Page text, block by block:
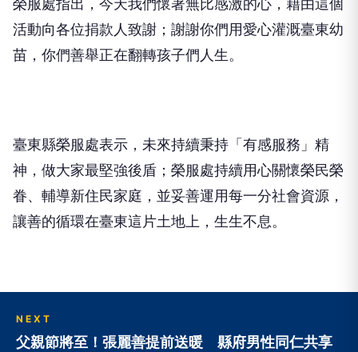
榮服處指出，今天我們懷著無比感激的心，藉由這個
活動向各位捐款人致謝；謝謝你們用愛心灌溉臺東幼
苗，你們善舉正在翻轉孩子們人生。
臺東縣榮服處表示，未來持續秉持「有感服務」精
神，做大家最堅強後盾；榮服處持續用心關懷榮民榮
眷、輔導新住民家庭，並妥善運用每一分社會資源，
讓善的循環在臺東這片土地上，生生不息。
NEXT
父親節將至！張麗善提前送暖 縣府男性同仁共享